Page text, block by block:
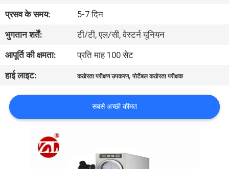
गुणवत्ता
नियंत्रण
संपर्क
करें
समाचार
प्रसव के समय:
5-7 दिन
भुगतान शर्तें:
टी/टी, एल/सी, वेस्टर्न यूनियन
आपूर्ति की क्षमता:
प्रति माह 100 सेट
हाई लाइट:
कठोरता परीक्षण उपकरण,पोर्टेबल कठोरता परीक्षक
सबसे अच्छी कीमत